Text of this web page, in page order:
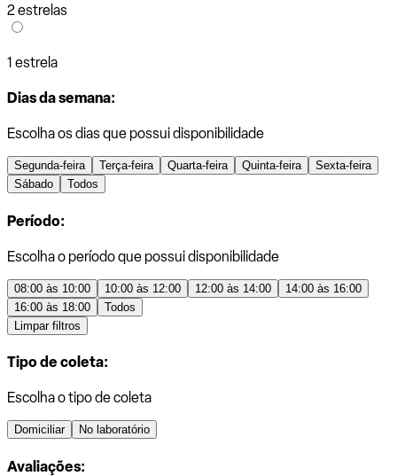
2 estrelas
1 estrela
Dias da semana:
Escolha os dias que possui disponibilidade
Segunda-feira Terça-feira Quarta-feira Quinta-feira
Sexta-feira
Sábado
Todos
Período:
Escolha o período que possui disponibilidade
08:00 às 10:00 10:00 às 12:00 12:00 às 14:00
14:00 às 16:00
16:00 às 18:00
Todos
Limpar filtros
Tipo de coleta:
Escolha o tipo de coleta
Domiciliar No laboratório
Avaliações: